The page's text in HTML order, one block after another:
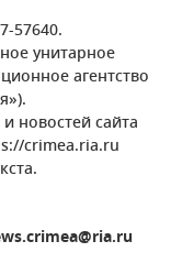
57640.
унитарное
агентство
новостей сайта
crimea.ria.ru